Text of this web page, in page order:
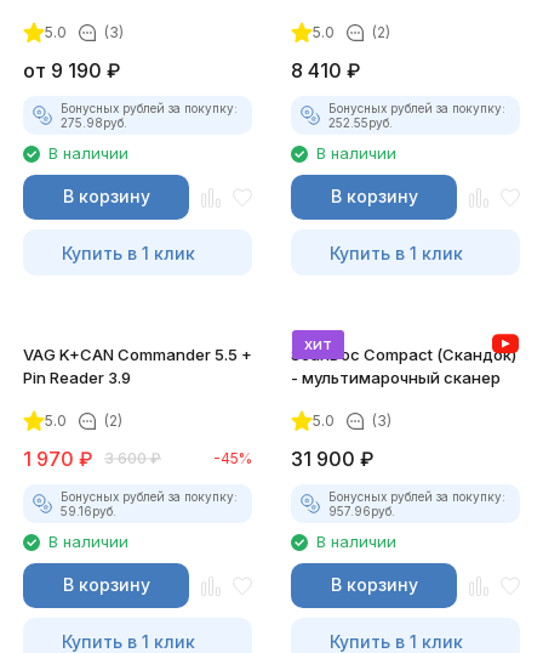
комплект)
5.0 (3)
от 9 190 ₽
Бонусных рублей за покупку:
275.98руб.
В наличии
В корзину
Купить в 1 клик
5.0 (2)
8 410 ₽
Бонусных рублей за покупку:
252.55руб.
В наличии
В корзину
Купить в 1 клик
VAG K+CAN Commander 5.5 +
Pin Reader 3.9
5.0 (2)
1 970 ₽ 3 600 ₽ -45%
Бонусных рублей за покупку:
59.16руб.
В наличии
В корзину
Купить в 1 клик
хит
ScanDoc Compact (Скандок)
- мультимарочный сканер
5.0 (3)
31 900 ₽
Бонусных рублей за покупку:
957.96руб.
В наличии
В корзину
Купить в 1 клик